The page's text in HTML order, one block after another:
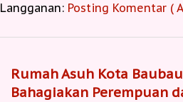
Langganan: Posting Komentar (
Rumah Asuh Kota
Bahagiakan Perempuan